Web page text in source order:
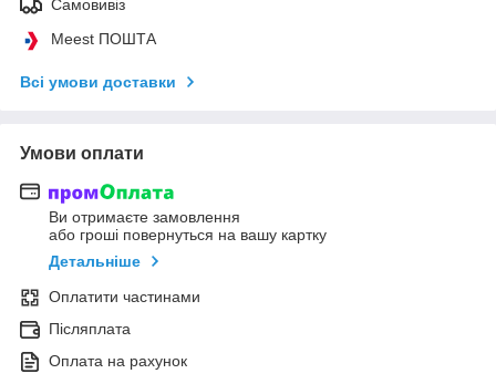
Самовивіз
Meest ПОШТА
Всі умови доставки
Умови оплати
Ви отримаєте замовлення
або гроші повернуться на вашу картку
Детальніше
Оплатити частинами
Післяплата
Оплата на рахунок